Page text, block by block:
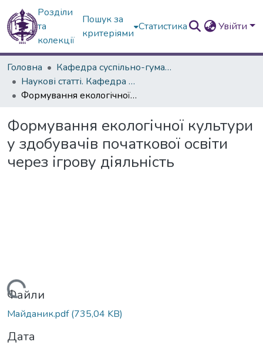
Розділи
та
колекції
Пошук за
критеріями
Статистика Увійти
Головна
Кафедра суспільно-гуманітарних наук
Наукові статті. Кафедра суспільно-гуман.наук
Формування екологічної культури у здобувачів початкової освіти через ігрову діяльність
Формування екологічної культури
у здобувачів початкової освіти
через ігрову діяльність
Файли
Майданик.pdf(735,04 KB)
Дата